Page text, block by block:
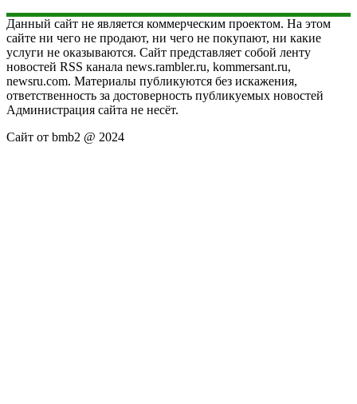
Данный сайт не является коммерческим проектом. На этом
сайте ни чего не продают, ни чего не покупают, ни какие
услуги не оказываются. Сайт представляет собой ленту
новостей RSS канала news.rambler.ru, kommersant.ru,
newsru.com. Материалы публикуются без искажения,
ответственность за достоверность публикуемых новостей
Администрация сайта не несёт.
Сайт от bmb2 @ 2024